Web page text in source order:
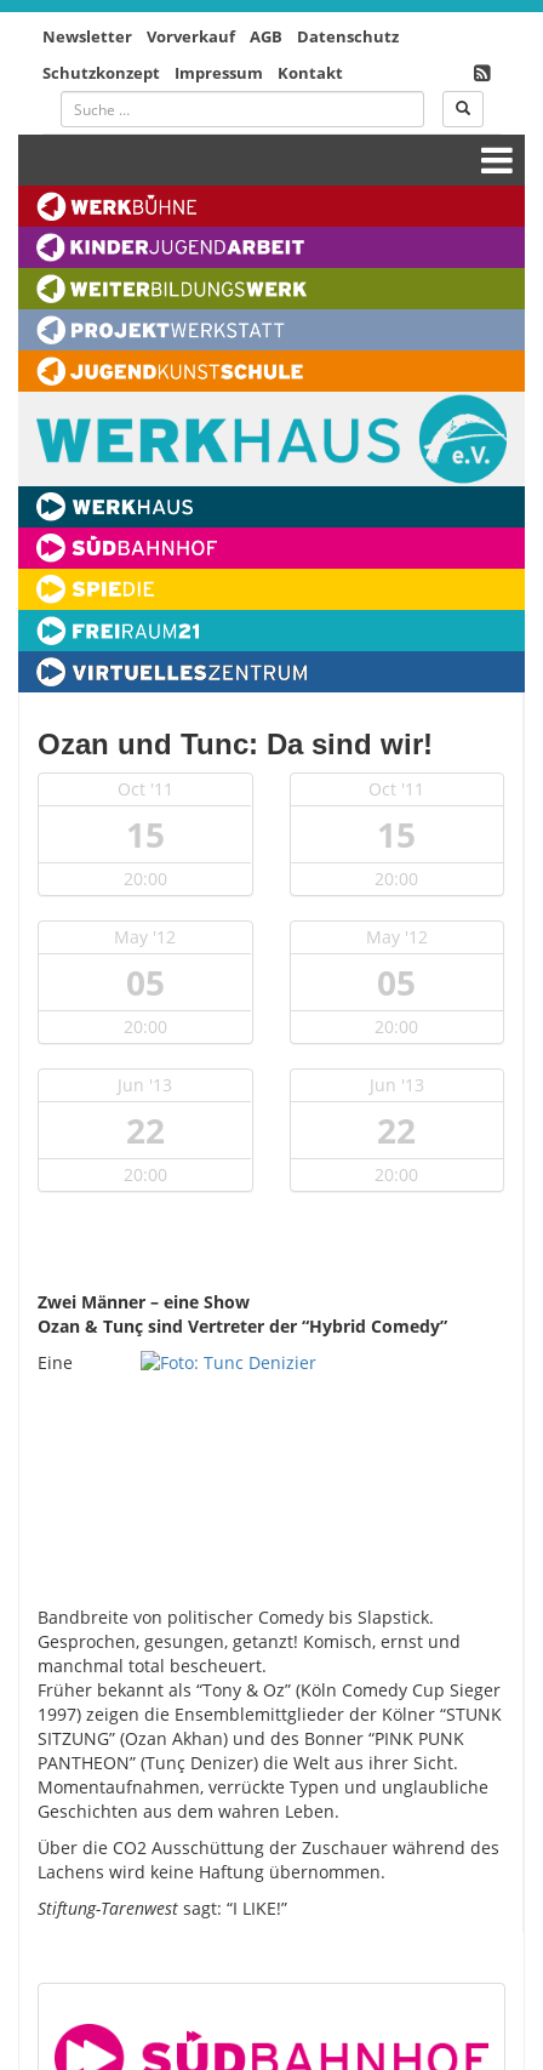
Newsletter Vorverkauf AGB
Datenschutz
Schutzkonzept
Impressum Kontakt
Ozan und Tunc: Da sind wir!
Oct '11
15
20:00
Oct '11
15
20:00
May '12
05
20:00
May '12
05
20:00
Jun '13
22
20:00
Jun '13
22
20:00
Zwei Männer – eine Show
Ozan & Tunç sind Vertreter der “Hybrid Comedy”
Eine
Bandbreite von politischer Comedy bis Slapstick.
Gesprochen, gesungen, getanzt! Komisch, ernst und
manchmal total bescheuert.
Früher bekannt als “Tony & Oz” (Köln Comedy Cup Sieger
1997) zeigen die Ensemblemittglieder der Kölner “STUNK
SITZUNG” (Ozan Akhan) und des Bonner “PINK PUNK
PANTHEON” (Tunç Denizer) die Welt aus ihrer Sicht.
Momentaufnahmen, verrückte Typen und unglaubliche
Geschichten aus dem wahren Leben.
Über die CO2 Ausschüttung der Zuschauer während des
Lachens wird keine Haftung übernommen.
Stiftung-Tarenwest sagt: “I LIKE!”